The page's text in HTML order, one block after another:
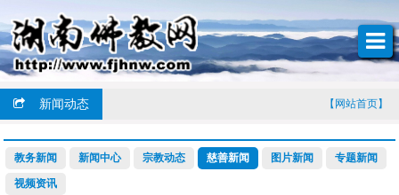
新闻动态 【网站首页】
教务新闻 新闻中心 宗教动态 慈善新闻 图片新闻 专题新闻
视频资讯